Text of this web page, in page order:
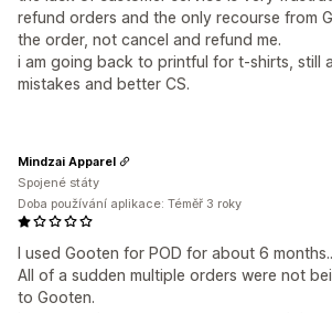
refund orders and the only recourse from
the order, not cancel and refund me.
i am going back to printful for t-shirts, still
mistakes and better CS.
I used Gooten for POD for about 6
All of a sudden multiple orders were not
to Gooten.
Mindzai Apparel
Spojené státy
Doba používání aplikace: Téměř 3 roky